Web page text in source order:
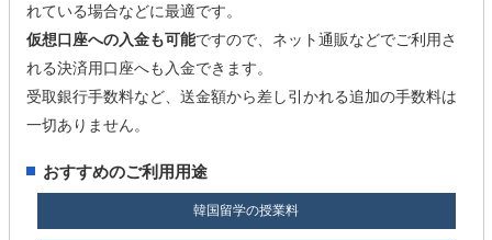
れている場合などに最適です。
仮想口座への入金も可能ですので、ネット通販などでご利用さ
れる決済用口座へも入金できます。
受取銀行手数料など、送金額から差し引かれる追加の手数料は
一切ありません。
おすすめのご利用用途
韓国留学の授業料